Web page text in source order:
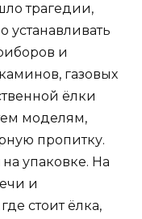
трагедии,
и
газовых
ёлки
моделям,
пропитку.
упаковке. На
и
стоит ёлка,